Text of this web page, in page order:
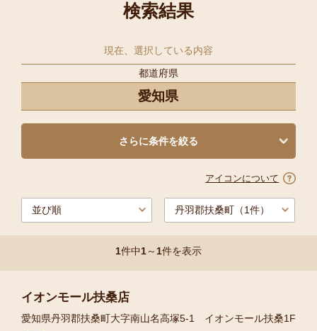
検索結果
現在、選択している内容
都道府県
愛知県
さらに条件を絞る
1件中1～1件を表示
アイコンについて
イオンモール扶桑店
愛知県丹羽郡扶桑町大字南山名高塚5‐1 イオンモール扶桑1F